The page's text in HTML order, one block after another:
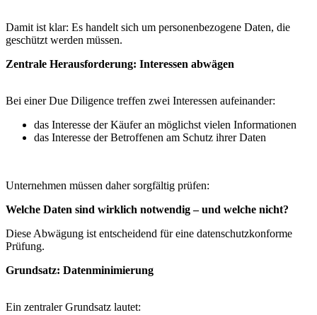
Damit ist klar: Es handelt sich um personenbezogene Daten, die
geschützt werden müssen.
Zentrale Herausforderung: Interessen abwägen
Bei einer Due Diligence treffen zwei Interessen aufeinander:
das Interesse der Käufer an möglichst vielen Informationen
das Interesse der Betroffenen am Schutz ihrer Daten
Unternehmen müssen daher sorgfältig prüfen:
Welche Daten sind wirklich notwendig – und welche nicht?
Diese Abwägung ist entscheidend für eine datenschutzkonforme
Prüfung.
Grundsatz: Datenminimierung
Ein zentraler Grundsatz lautet: